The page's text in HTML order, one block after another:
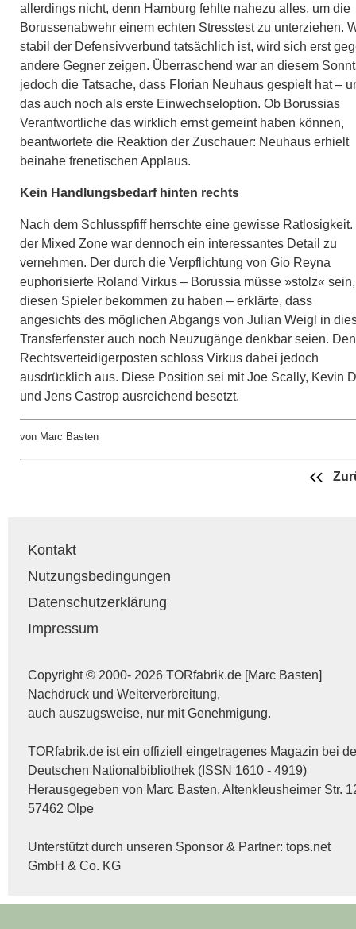
allerdings nicht, denn Hamburg fehlte nahezu alles, um die
Borussenabwehr einem echten Stresstest zu unterziehen.
stabil der Defensivverbund tatsächlich ist, wird sich erst
andere Gegner zeigen. Überraschend war an diesem
jedoch die Tatsache, dass Florian Neuhaus gespielt hat –
das auch noch als erste Einwechseloption. Ob Borussias
Verantwortliche das wirklich ernst gemeint haben können,
beantwortete die Reaktion der Zuschauer: Neuhaus erhielt
beinahe frenetischen Applaus.
Kein Handlungsbedarf hinten rechts
Nach dem Schlusspfiff herrschte eine gewisse Ratlosigkeit.
der Mixed Zone war dennoch ein interessantes Detail zu
vernehmen. Der durch die Verpflichtung von Gio Reyna
euphorisierte Roland Virkus – Borussia müsse »stolz« sein,
diesen Spieler bekommen zu haben – erklärte, dass
angesichts des möglichen Abgangs von Julian Weigl in
Transferfenster auch noch Neuzugänge denkbar seien. Den
Rechtsverteidigerposten schloss Virkus dabei jedoch
ausdrücklich aus. Diese Position sei mit Joe Scally, Kevin
und Jens Castrop ausreichend besetzt.
von Marc Basten
Kontakt
Nutzungsbedingungen
Datenschutzerklärung
Impressum
Copyright © 2000- 2026 TORfabrik.de [Marc Basten]
Nachdruck und Weiterverbreitung,
auch auszugsweise, nur mit Genehmigung.
TORfabrik.de ist ein offiziell eingetragenes Magazin bei
Deutschen Nationalbibliothek (ISSN 1610 - 4919)
Herausgegeben von Marc Basten, Altenkleusheimer Str.
57462 Olpe
Unterstützt durch unseren Sponsor & Partner: tops.net
GmbH & Co. KG